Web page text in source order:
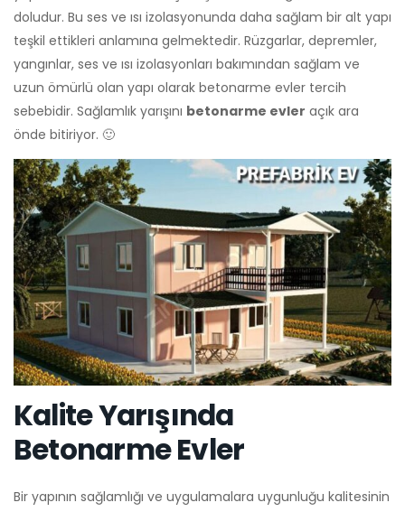
doludur. Bu ses ve ısı izolasyonunda daha sağlam bir alt yapı
teşkil ettikleri anlamına gelmektedir. Rüzgarlar, depremler,
yangınlar, ses ve ısı izolasyonları bakımından sağlam ve
uzun ömürlü olan yapı olarak betonarme evler tercih
sebebidir. Sağlamlık yarışını betonarme evler açık ara
önde bitiriyor. 🙂
Kalite Yarışında
Betonarme Evler
Bir yapının sağlamlığı ve uygulamalara uygunluğu kalitesinin